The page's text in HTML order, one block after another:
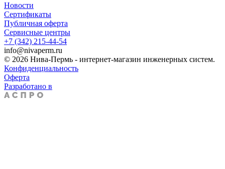
Новости
Сертификаты
Публичная оферта
Сервисные центры
+7 (342) 215-44-54
info@nivaperm.ru
© 2026 Нива-Пермь - интернет-магазин инженерных систем.
Конфиденциальность
Оферта
Разработано в